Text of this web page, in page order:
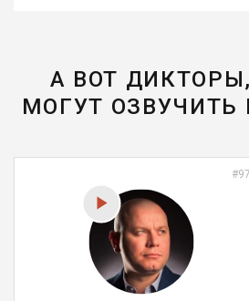
А ВОТ
МОГУТ ОЗВУЧИТЬ